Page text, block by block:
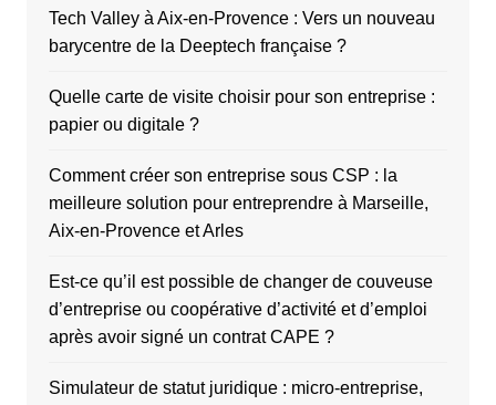
Tech Valley à Aix-en-Provence : Vers un nouveau
barycentre de la Deeptech française ?
Quelle carte de visite choisir pour son entreprise :
papier ou digitale ?
Comment créer son entreprise sous CSP : la
meilleure solution pour entreprendre à Marseille,
Aix-en-Provence et Arles
Est-ce qu’il est possible de changer de couveuse
d’entreprise ou coopérative d’activité et d’emploi
après avoir signé un contrat CAPE ?
Simulateur de statut juridique : micro-entreprise,